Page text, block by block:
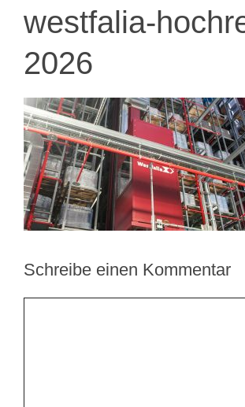
westfalia-
2026
Schreibe einen Kommentar